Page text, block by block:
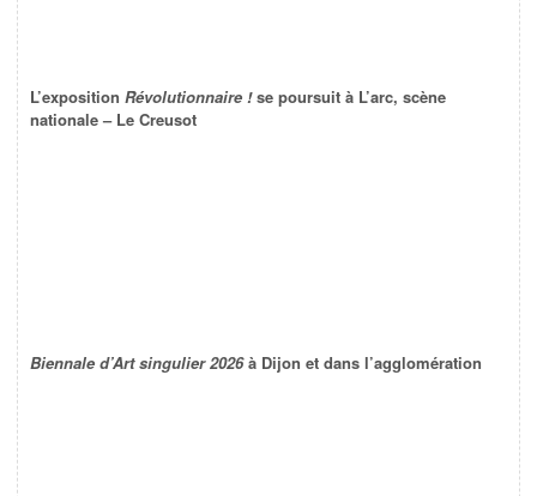
L’exposition Révolutionnaire !se poursuit à L’arc, scène
nationale – Le Creusot
Biennale d’Art singulier 2026à Dijon et dans l’agglomération